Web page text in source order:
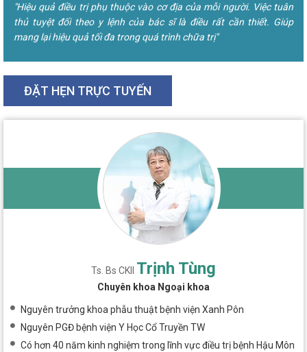
"Hiệu quả điều trị phụ thuộc vào cơ địa của mỗi người. Việc tuân
thủ tuyệt đối theo y lệnh của bác sĩ là điều rất cần thiết. Giúp
mang lại hiệu quả tối đa trong quá trình chữa trị"
ĐẶT HẸN TRỰC TUYẾN
Ts. Bs CKII Trịnh Tùng
Chuyên khoa Ngoại khoa
Nguyên trưởng khoa phẫu thuật bệnh viện Xanh Pôn
Nguyên PGĐ bệnh viện Y Học Cổ Truyền TW
Có hơn 40 năm kinh nghiệm trong lĩnh vực điều trị bệnh Hậu Môn